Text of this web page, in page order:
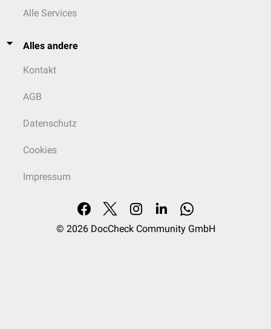
Alle Services
Alles andere
Kontakt
AGB
Datenschutz
Cookies
Impressum
© 2026 DocCheck Community GmbH